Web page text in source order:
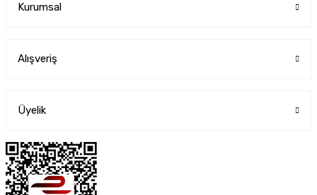
Kurumsal
Alışveriş
Üyelik